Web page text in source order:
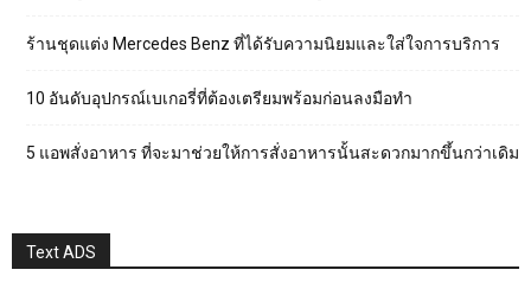
ร้านชุดแต่ง Mercedes Benz ที่ได้รับความนิยมและใส่ใจการบริการ
10 อันดับอุปกรณ์เบเกอรี่ที่ต้องเตรียมพร้อมก่อนลงมือทำ
5 แอพสั่งอาหาร ที่จะมาช่วยให้การสั่งอาหารนั้นสะดวกมากขึ้นกว่าเดิม
Text ADS